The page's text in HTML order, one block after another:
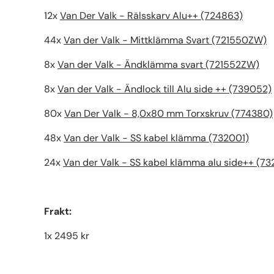
12xVan Der Valk - Rälsskarv Alu++ (724863)
44xVan der Valk - Mittklämma Svart (721550ZW)
8xVan der Valk - Ändklämma svart (721552ZW)
8xVan der Valk - Ändlock till Alu side ++ (739052)
80xVan Der Valk - 8,0x80 mm Torxskruv (774380)
48xVan der Valk - SS kabel klämma (732001)
24xVan der Valk - SS kabel klämma alu side++
Frakt:
1x 2495 kr